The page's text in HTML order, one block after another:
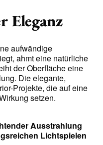
Eleganz
aufwändige
ahmt eine natürliche
der Oberfläche eine
Die elegante,
Projekte, die auf eine
setzen.
Ausstrahlung
Lichtspielen